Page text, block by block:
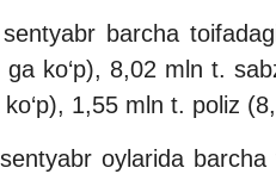
barcha
ko‘p), 8,02 mln t.
1,55 mln t. poliz
oylarida